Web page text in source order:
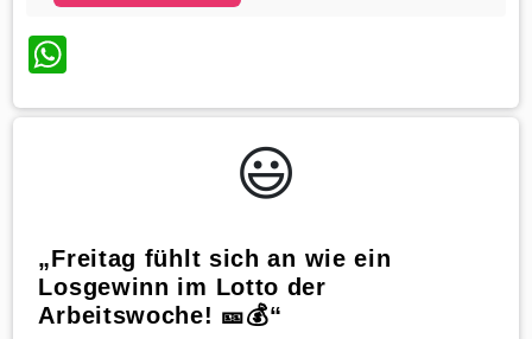
WhatsApp
😃️
„Freitag fühlt sich an wie ein
Losgewinn im Lotto der
Arbeitswoche! 🎫💰“